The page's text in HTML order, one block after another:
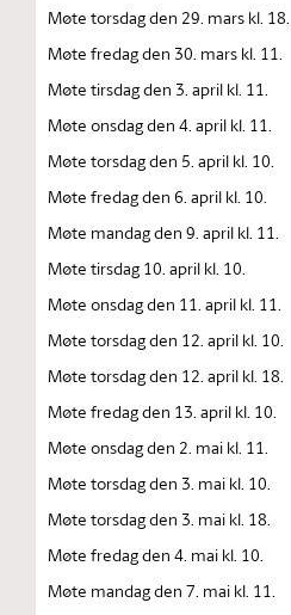
Møte torsdag den 29. mars kl. 18.
Møte fredag den 30. mars kl. 11.
Møte tirsdag den 3. april kl. 11.
Møte onsdag den 4. april kl. 11.
Møte torsdag den 5. april kl. 10.
Møte fredag den 6. april kl. 10.
Møte mandag den 9. april kl. 11.
Møte tirsdag 10. april kl. 10.
Møte onsdag den 11. april kl. 11.
Møte torsdag den 12. april kl. 10.
Møte torsdag den 12. april kl. 18.
Møte fredag den 13. april kl. 10.
Møte onsdag den 2. mai kl. 11.
Møte torsdag den 3. mai kl. 10.
Møte torsdag den 3. mai kl. 18.
Møte fredag den 4. mai kl. 10.
Møte mandag den 7. mai kl. 11.